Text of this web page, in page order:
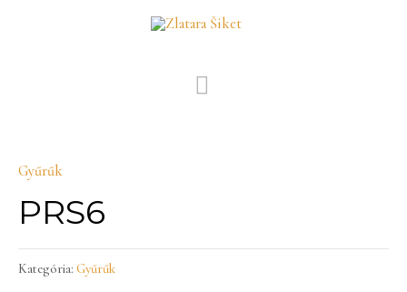
MAIN
MENU
Gyűrűk
PRS6
Kategória: Gyűrűk